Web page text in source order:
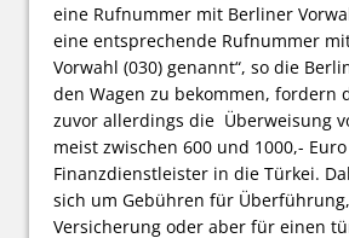
eine Rufnummer mit Berliner
eine entsprechende Rufnummer
Vorwahl (030) genannt“, so die
den Wagen zu bekommen, fordern
zuvor allerdings die Überweisung
meist zwischen 600 und 1000,-
Finanzdienstleister in die Türkei.
sich um Gebühren für
Versicherung oder aber für einen